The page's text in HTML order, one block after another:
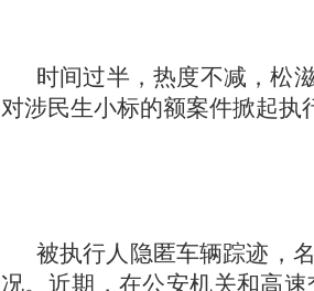
时间过半，热度不减，松
对涉民生小标的额案件掀起执
被执行人隐匿车辆踪迹，
况。近期，在公安机关和高